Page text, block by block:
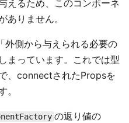
えるため、このコンポーネ
ありません。
外側から与えられる必要の
まっています。これでは型
、connectされたPropsを
。
の返り値の